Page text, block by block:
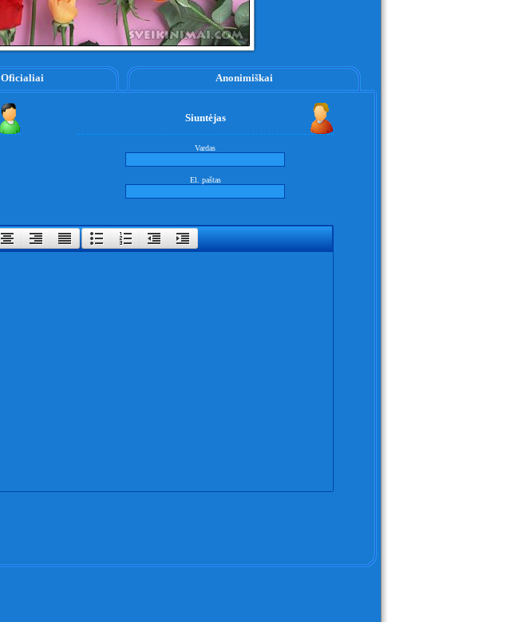
Oficialiai Anonimiškai
Siuntėjas
Vardas
El. paštas